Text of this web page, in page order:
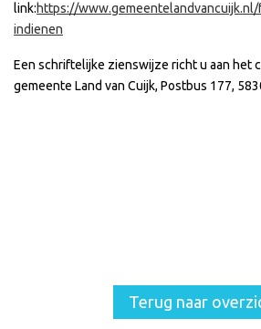
link:https://
indienen
Een schriftelijke zienswijze richt u aan het
gemeente Land van Cuijk, Postbus 177,
Terug naar